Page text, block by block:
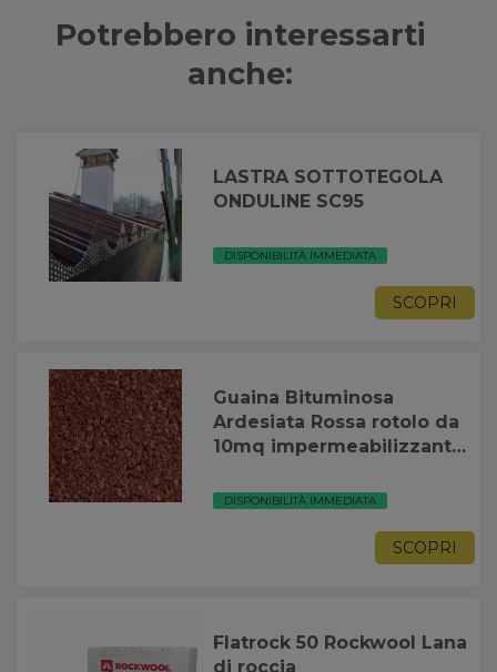
Potrebbero interessarti
anche:
LASTRA SOTTOTEGOLA
ONDULINE SC95
DISPONIBILITÀ IMMEDIATA
SCOPRI
Guaina Bituminosa
Ardesiata Rossa rotolo da
10mq impermeabilizzante
DISPONIBILITÀ IMMEDIATA
SCOPRI
Flatrock 50 Rockwool Lana
di roccia